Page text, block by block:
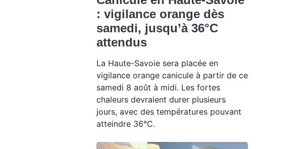
: vigilance orange dès
samedi, jusqu’à 36°C
attendus
La Haute-Savoie sera placée en
vigilance orange canicule à partir de ce
samedi 8 août à midi. Les fortes
chaleurs devraient durer plusieurs
jours, avec des températures pouvant
atteindre 36°C.